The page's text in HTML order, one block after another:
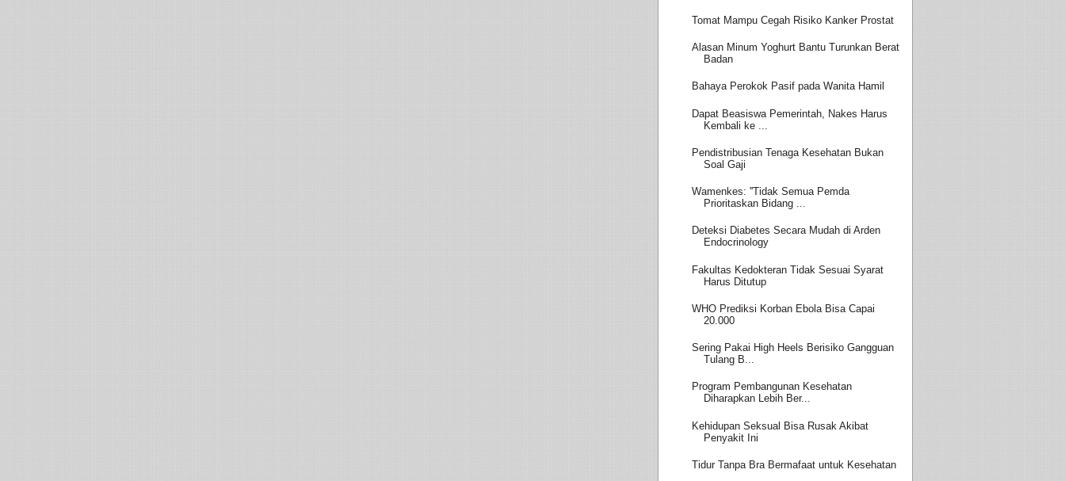
Tomat Mampu Cegah Risiko Kanker Prostat
Alasan Minum Yoghurt Bantu Turunkan Berat
Badan
Bahaya Perokok Pasif pada Wanita Hamil
Dapat Beasiswa Pemerintah, Nakes Harus
Kembali ke ...
Pendistribusian Tenaga Kesehatan Bukan
Soal Gaji
Wamenkes: ''Tidak Semua Pemda
Prioritaskan Bidang ...
Deteksi Diabetes Secara Mudah di Arden
Endocrinology
Fakultas Kedokteran Tidak Sesuai Syarat
Harus Ditutup
WHO Prediksi Korban Ebola Bisa Capai
20.000
Sering Pakai High Heels Berisiko Gangguan
Tulang B...
Program Pembangunan Kesehatan
Diharapkan Lebih Ber...
Kehidupan Seksual Bisa Rusak Akibat
Penyakit Ini
Tidur Tanpa Bra Bermafaat untuk Kesehatan